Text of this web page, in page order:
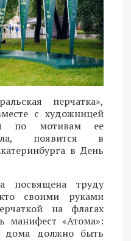
перчатка»,
с художницей
по мотивам ее
появится в
в День
посвящена труду
своими руками
на флагах
манифест «Атома»:
должно быть